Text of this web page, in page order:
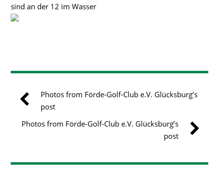
sind an der 12 im Wasser
Photos from Förde-Golf-Club e.V. Glücksburg’s
post
Photos from Förde-Golf-Club e.V. Glücksburg’s
post